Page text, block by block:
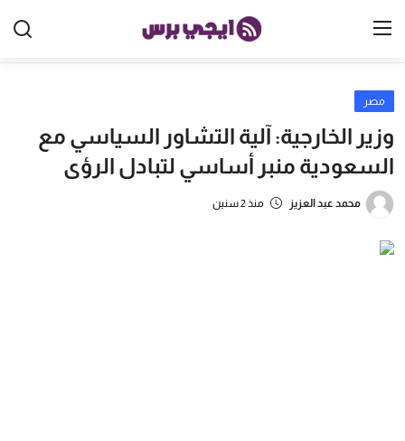
الرئيسية
مصر
الخليج
مصر
وزير الخارجية: آلية التشاور السياسي مع
السعودية منبر أساسي لتبادل الرؤى
محمد عبد العزيز منذ 2 سنين